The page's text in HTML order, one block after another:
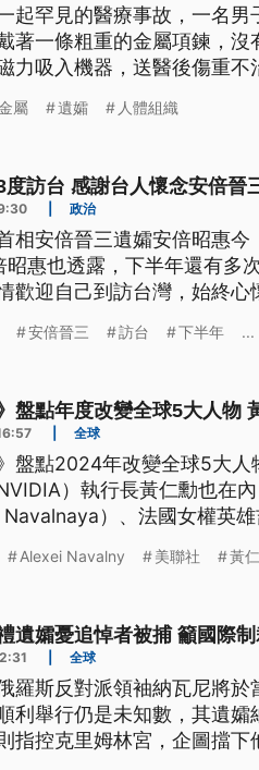
起罕見的醫療事故，一名
著一條粗重的金屬項鍊，
力吸入機器，送醫後傷重不
屬 遺孀 人體組織
度訪台 感謝台人懷念安倍晉
政治
相安倍晉三遺孀安倍昭惠
昭惠也透露，下半年還有多
歡迎自己到訪台灣，始終心
安倍晉三 訪台 下半年 ...
盤點年度改變全球5大人物
全球
》盤點2024年改變全球5大
）執行長黃仁勳也在
Navalnaya）、法國女權英
Alexei Navalny 美聯社 黃
遺孀憂追悼者被捕 籲國際
全球
羅斯反對派領袖納瓦尼將
利舉行仍是未知數，其遺
指控克里姆林宮，企圖擋下